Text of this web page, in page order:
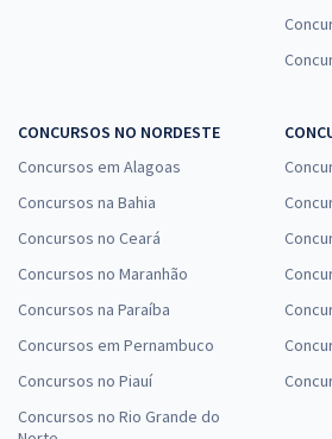
CONCURSOS NO NORDESTE
Concursos em Alagoas
Concursos na Bahia
Concursos no Ceará
Concursos no Maranhão
Concursos na Paraíba
Concursos em Pernambuco
Concursos no Piauí
Concursos no Rio Grande do